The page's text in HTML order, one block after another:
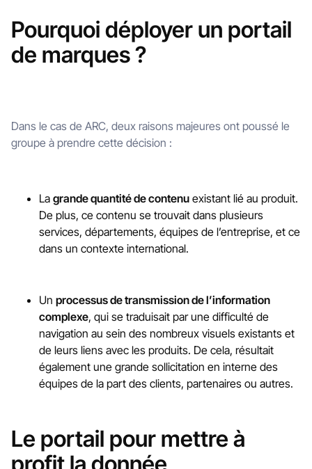
Pourquoi déployer un portail
de marques ?
Dans le cas de ARC, deux raisons majeures ont poussé le
groupe à prendre cette décision :
La grande quantité de contenu existant lié au produit.
De plus, ce contenu se trouvait dans plusieurs
services, départements, équipes de l’entreprise, et ce
dans un contexte international.
Un processus de transmission de l’information
complexe, qui se traduisait par une difficulté de
navigation au sein des nombreux visuels existants et
de leurs liens avec les produits. De cela, résultait
également une grande sollicitation en interne des
équipes de la part des clients, partenaires ou autres.
Le portail pour mettre à